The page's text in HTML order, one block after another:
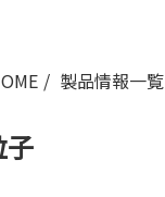
製品情報一覧
子